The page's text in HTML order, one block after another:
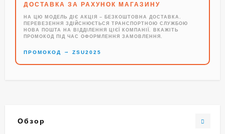
ДОСТАВКА ЗА РАХУНОК МАГАЗИНУ
НА ЦЮ МОДЕЛЬ ДІЄ АКЦІЯ – БЕЗКОШТОВНА ДОСТАВКА.
ПЕРЕВЕЗЕННЯ ЗДІЙСНЮЄТЬСЯ ТРАНСПОРТНОЮ СЛУЖБОЮ
НОВА ПОШТА НА ВІДДІЛЕННЯ ЦІЄЇ КОМПАНІЇ. ВКАЖІТЬ
ПРОМОКОД ПІД ЧАС ОФОРМЛЕННЯ ЗАМОВЛЕННЯ.
ПРОМОКОД → ZSU2025
Обзор